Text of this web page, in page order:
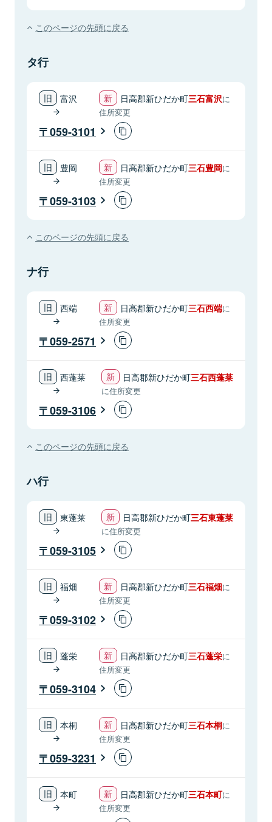
このページの先頭に戻る
タ行
富沢 日高郡新ひだか町三石富沢に
住所変更
059-3101
豊岡 日高郡新ひだか町三石豊岡に
住所変更
059-3103
このページの先頭に戻る
ナ行
西端 日高郡新ひだか町三石西端に
住所変更
059-2571
西蓬莱 日高郡新ひだか町三石西蓬莱
に住所変更
059-3106
このページの先頭に戻る
ハ行
東蓬莱 日高郡新ひだか町三石東蓬莱
に住所変更
059-3105
福畑 日高郡新ひだか町三石福畑に
住所変更
059-3102
蓬栄 日高郡新ひだか町三石蓬栄に
住所変更
059-3104
本桐 日高郡新ひだか町三石本桐に
住所変更
059-3231
本町 日高郡新ひだか町三石本町に
住所変更